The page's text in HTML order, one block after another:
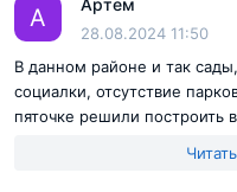
Отправить
Ответ на отзыв
А Артем
28.08.2024 11:50
В данном районе и так
социалки, отсутствие
пяточке решили построить